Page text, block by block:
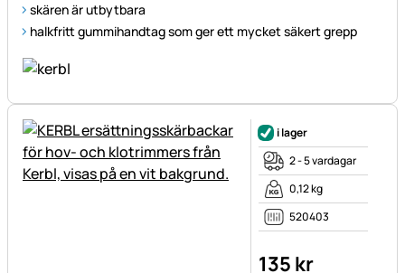
skären är utbytbara
halkfritt gummihandtag som ger ett mycket säkert grepp
i lager
2 - 5 vardagar
0,12 kg
520403
135 kr